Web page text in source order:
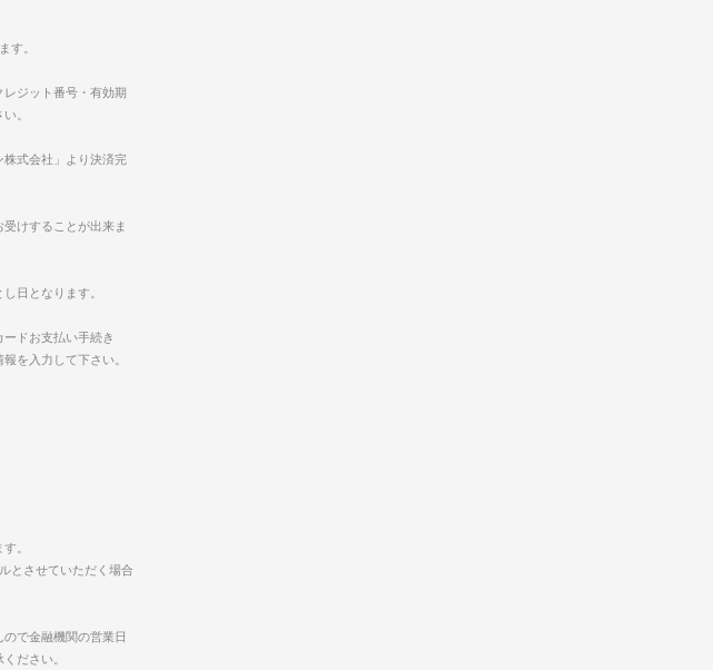
す。
ジット番号・有効期
。
式会社」より決済完
けすることが出来ま
日となります。
ドお支払い手続き
を入力して下さい。
。
とさせていただく場合
で金融機関の営業日
ださい。